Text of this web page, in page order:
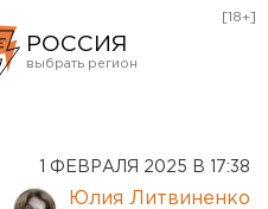
РОССИЯ
Курган
[18+]
1 ФЕВРАЛЯ 2025 В 17:38
Юлия Литвиненко